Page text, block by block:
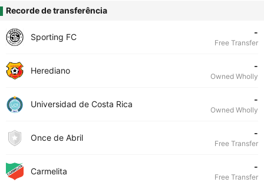
Recorde de transferência
Sporting FC -
Free Transfer
Herediano -
Owned Wholly
Universidad de Costa Rica -
Owned Wholly
Once de Abril -
Free Transfer
Carmelita -
Free Transfer